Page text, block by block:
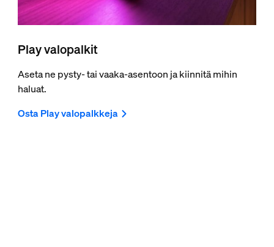
Play valopalkit
Aseta ne pysty- tai vaaka-asentoon ja kiinnitä mihin
haluat.
Osta Play valopalkkeja